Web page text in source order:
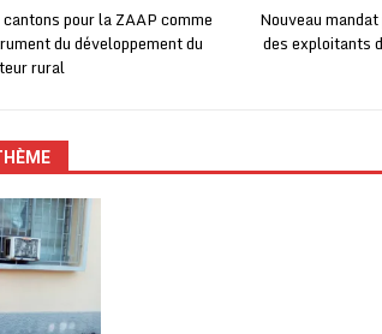
pour la ZAAP comme
du développement du
rural
Nouveau
des exploitants